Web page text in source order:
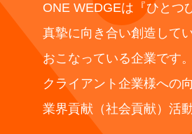
ONE WEDGEは『ひとつ
真摯に向き合い創造して
おこなっている企業です。
クライアント企業様への
業界貢献（社会貢献）活